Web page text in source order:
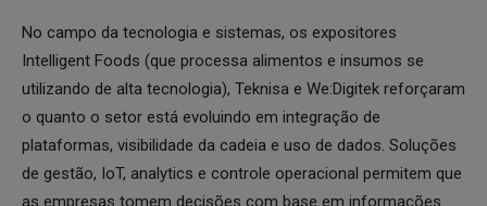
No campo da tecnologia e sistemas, os expositores
Intelligent Foods (que processa alimentos e insumos se
utilizando de alta tecnologia), Teknisa e We:Digitek reforçaram
o quanto o setor está evoluindo em integração de
plataformas, visibilidade da cadeia e uso de dados. Soluções
de gestão, IoT, analytics e controle operacional permitem que
as empresas tomem decisões com base em informações